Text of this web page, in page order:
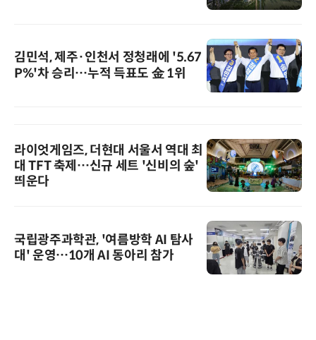
김민석, 제주·인천서 정청래에 '5.67
P%'차 승리…누적 득표도 金 1위
라이엇게임즈, 더현대 서울서 역대 최
대 TFT 축제…신규 세트 '신비의 숲'
띄운다
국립광주과학관, '여름방학 AI 탐사
대' 운영…10개 AI 동아리 참가